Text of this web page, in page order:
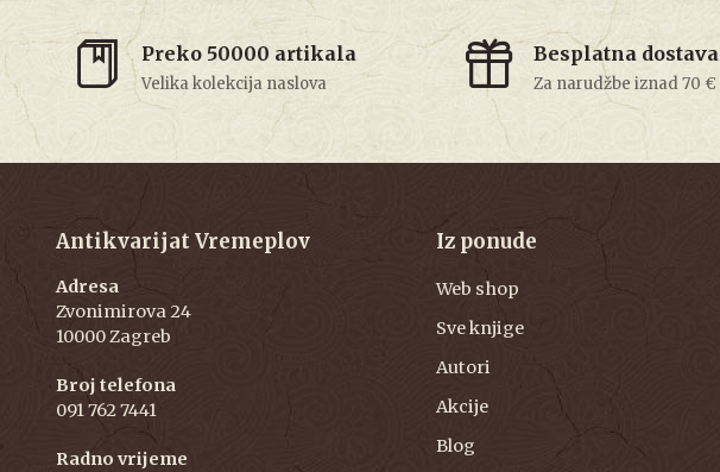
Preko 50000 artikala
Velika kolekcija naslova
Besplatna dostava
Za narudžbe iznad 70 €
Antikvarijat Vremeplov
Adresa
Zvonimirova 24
10000 Zagreb
Broj telefona
091 762 7441
Radno vrijeme
Iz ponude
Web shop
Sve knjige
Autori
Akcije
Blog